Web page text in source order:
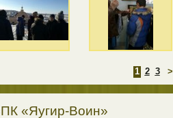
1 2 3 >
«Яугир-Воин»